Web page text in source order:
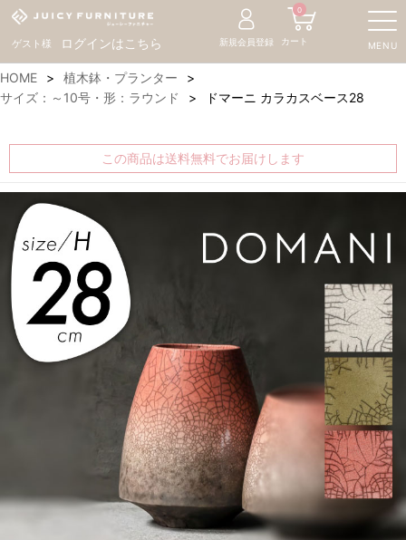
ゲスト様 ログインはこちら MENU
新規会員登録 カート
0
HOME
植木鉢・プランター
サイズ：～10号・形：ラウンド
ドマーニ カラカスベース28
この商品は送料無料でお届けします